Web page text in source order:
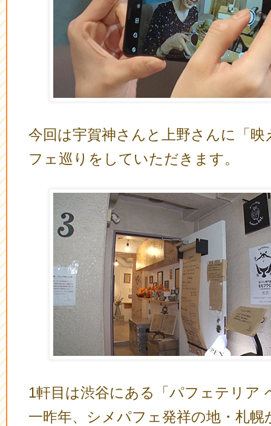
今回は宇賀神さんと上野さんに「映
フェ巡りをしていただきます。
1軒目は渋谷にある「パフェテリア
一昨年、シメパフェ発祥の地・札幌